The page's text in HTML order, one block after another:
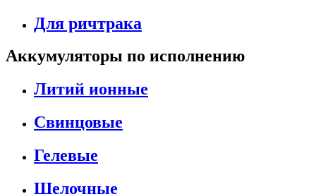
Для ричтрака
Аккумуляторы по исполнению
Литий ионные
Свинцовые
Гелевые
Щелочные